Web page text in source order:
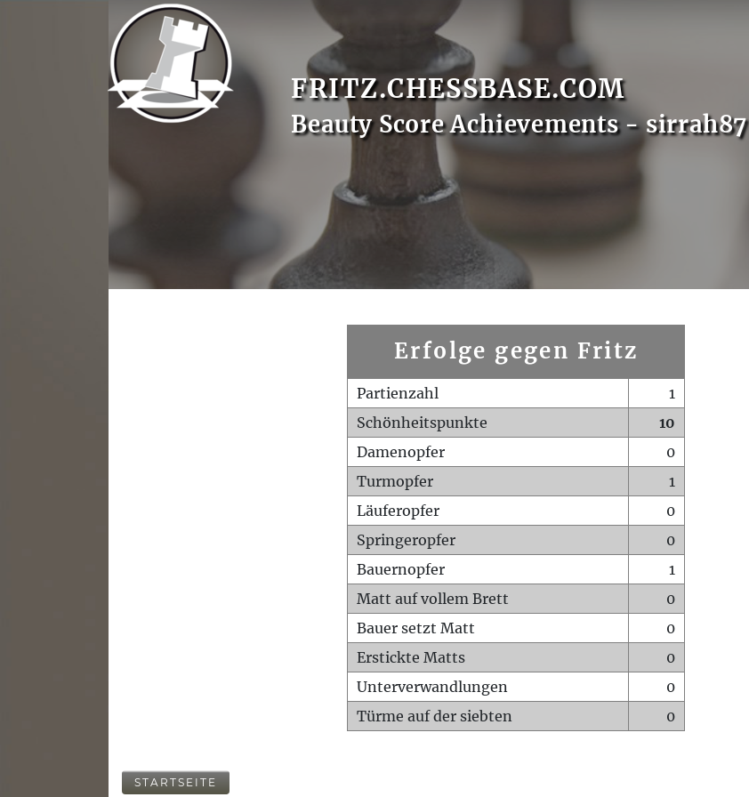
FRITZ.CHESSBASE.COM
Beauty Score Achievements - sirrah87
Erfolge gegen Fritz
Partienzahl
1
Schönheitspunkte
10
Damenopfer
0
Turmopfer
1
Läuferopfer
0
Springeropfer
0
Bauernopfer
1
Matt auf vollem Brett
0
Bauer setzt Matt
0
Erstickte Matts
0
Unterverwandlungen
0
Türme auf der siebten
0
STARTSEITE